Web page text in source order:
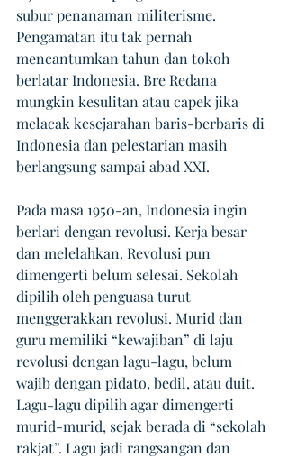
subur penanaman militerisme.
Pengamatan itu tak pernah
mencantumkan tahun dan tokoh
berlatar Indonesia. Bre Redana
mungkin kesulitan atau capek jika
melacak kesejarahan baris-berbaris di
Indonesia dan pelestarian masih
berlangsung sampai abad XXI.
Pada masa 1950-an, Indonesia ingin
berlari dengan revolusi. Kerja besar
dan melelahkan. Revolusi pun
dimengerti belum selesai. Sekolah
dipilih oleh penguasa turut
menggerakkan revolusi. Murid dan
guru memiliki “kewajiban” di laju
revolusi dengan lagu-lagu, belum
wajib dengan pidato, bedil, atau duit.
Lagu-lagu dipilih agar dimengerti
murid-murid, sejak berada di “sekolah
rakjat”. Lagu jadi rangsangan dan